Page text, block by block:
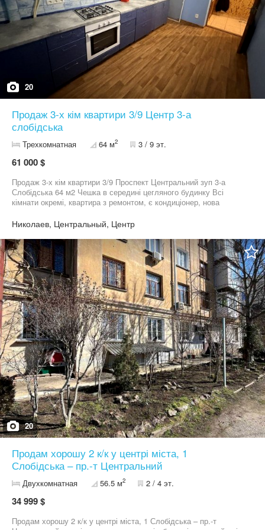
20
Продаж 3-х кім квартири 3/9 Центр 3-а
слобідська
Трехкомнатная 64 м2 3 / 9 эт.
61 000 $
Продаж 3-х кім квартири 3/9 Проспект Центральний зуп 3-а
Слобідська 64 м2 Чешка в середині цегляного будинку Всі
кімнати окремі, квартира з ремонтом, є кондиціонер, нова
Ціна 61 000$ торг
Николаев, Центральный, Центр
20
Продам хорошу 2 к/к у центрі міста, 1
Слобідська – пр.-т Центральний
Двухкомнатная 56.5 м2 2 / 4 эт.
34 999 $
Продам хорошу 2 к/к у центрі міста, 1 Слобідська – пр.-т